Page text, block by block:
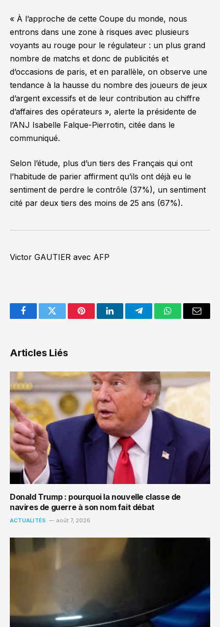
« À l’approche de cette Coupe du monde, nous
entrons dans une zone à risques avec plusieurs
voyants au rouge pour le régulateur : un plus grand
nombre de matchs et donc de publicités et
d’occasions de paris, et en parallèle, on observe une
tendance à la hausse du nombre des joueurs de jeux
d’argent excessifs et de leur contribution au chiffre
d’affaires des opérateurs », alerte la présidente de
l’ANJ Isabelle Falque-Pierrotin, citée dans le
communiqué.
Selon l’étude, plus d’un tiers des Français qui ont
l’habitude de parier affirment qu’ils ont déjà eu le
sentiment de perdre le contrôle (37%), un sentiment
cité par deux tiers des moins de 25 ans (67%).
Victor GAUTIER avec AFP
FacebookTwitter PinterestLinkedInTelegramWhatsAppEmail
Articles Liés
Donald Trump : pourquoi la nouvelle classe de
navires de guerre à son nom fait débat
ACTUALITÉS août 7, 2026